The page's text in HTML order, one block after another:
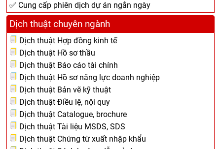
✅ Cung cấp phiên dịch dự án ngắn ngày
Dịch thuật chuyên ngành
Dịch thuật Hợp đồng kinh tế
Dịch thuật Hồ sơ thầu
Dịch thuật Báo cáo tài chính
Dịch thuật Hồ sơ năng lực doanh nghiệp
Dịch thuật Bản vẽ kỹ thuật
Dịch thuật Điều lệ, nội quy
Dịch thuật Catalogue, brochure
Dịch thuật Tài liệu MSDS, SDS
Dịch thuật Chứng từ xuất nhập khẩu